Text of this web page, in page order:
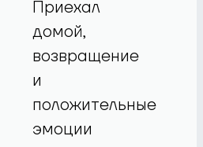
Приехал
домой,
возвращение
и
положительные
эмоции